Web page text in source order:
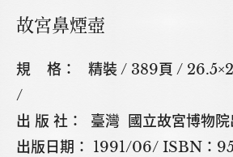
故宮鼻煙壺
規 格： 精裝 / 389頁 /
/
出 版 社： 臺灣 國立故宮博物院
出版日期： 1991/06/ ISBN：